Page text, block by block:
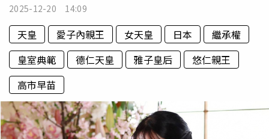
2025-12-20 14:09
天皇 愛子內親王 女天皇 日本
繼承權
皇室典範
德仁天皇 雅子皇后
悠仁親王
高市早苗